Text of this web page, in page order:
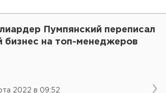
Пумпянский переписал
бизнес на топ-менеджеров
2022 в 09:52